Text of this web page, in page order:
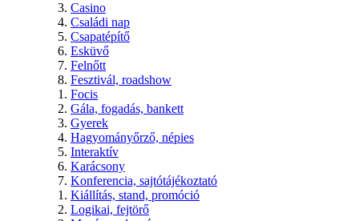
Casino
Családi nap
Csapatépítő
Esküvő
Felnőtt
Fesztivál, roadshow
Focis
Gála, fogadás, bankett
Gyerek
Hagyományőrző, népies
Interaktív
Karácsony
Konferencia, sajtótájékoztató
Kiállítás, stand, promóció
Logikai, fejtörő